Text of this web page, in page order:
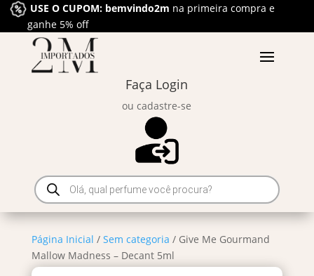
USE O CUPOM: bemvindo2m na primeira compra e
ganhe 5% off
Faça Login
ou cadastre-se
Pesquisar
produtos
Página Inicial / Sem categoria / Give Me Gourmand
Mallow Madness – Decant 5ml